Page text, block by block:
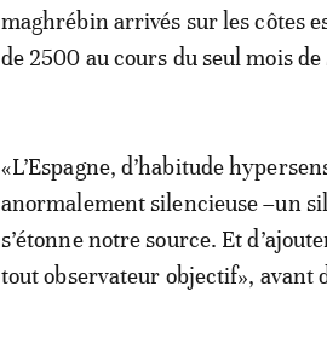
maghrébin arrivés sur les côtes
de 2500 au cours du seul mois
«L’Espagne, d’habitude
anormalement silencieuse –un
s’étonne notre source. Et
tout observateur objectif», avant